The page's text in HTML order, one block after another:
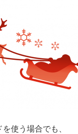
使う場合でも、